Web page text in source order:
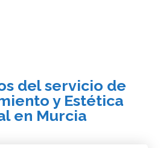
del servicio de
y Estética
en Murcia